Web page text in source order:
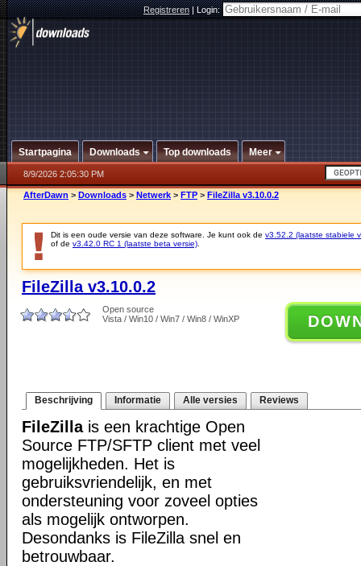
Registreren|Login:
Startpagina Downloads Top downloads Meer
8/9/2026 2:05:30 PM
AfterDawn > Downloads > Netwerk > FTP > FileZilla v3.10.0.2
Dit is een oude versie van deze software. Je kunt ook de v3.52.2 (laatste stabiele
of de v3.42.0 RC 1 (laatste beta versie)
FileZilla v3.10.0.2
Open source
Vista / Win10 / Win7 / Win8 / WinXP
Beschrijving Informatie Alle versies Reviews
FileZillais een krachtige Open
Source FTP/SFTP client met veel
mogelijkheden. Het is
gebruiksvriendelijk, en met
ondersteuning voor zoveel opties
als mogelijk ontworpen.
Desondanks is FileZilla snel en
betrouwbaar.